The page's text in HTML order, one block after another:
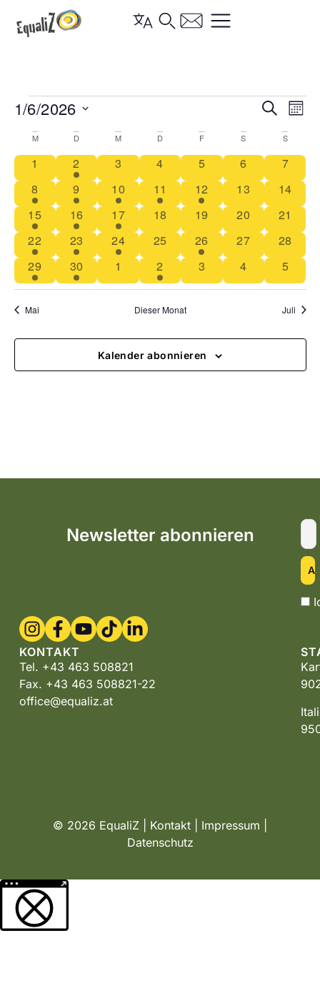
und
Suche
1/6/2026
wählen.
Kalender
von
Veranstaltungen
M D M D F S S
0 Veranstaltungen
1 1 Veranstaltung
2 0 Veranstaltungen
3 0 Veranstaltungen
4 0 Veranstaltungen
5 0
6 0
7
1 Veranstaltung
8 1 Veranstaltung
9 1 Veranstaltung
10 1 Veranstaltung
11 1 Veranstaltung
12 0
13 0
14
1 Veranstaltung
15 2 Veranstaltungen
16 1 Veranstaltung
17 0 Veranstaltungen
18 0 Veranstaltungen
19 0
20 0
21
1 Veranstaltung
22 1 Veranstaltung
23 3 Veranstaltungen
24 0 Veranstaltungen
25 2 Veranstaltungen
26 0
27 0
28
1 Veranstaltung
29 1 Veranstaltung
30 0 Veranstaltungen
1 2 Veranstaltungen
2 0 Veranstaltungen
3 0
4 0
5
Mai Dieser Monat Juli
Kalender abonnieren
Newsletter abonnieren
KONTAKT
Tel. +43 463 508821
Fax. +43 463 508821-22
office@equaliz.at
© 2026 EqualiZ | Kontakt Impressum
Datenschutz
Weitere Informationen über den gesperrten Inhalt.